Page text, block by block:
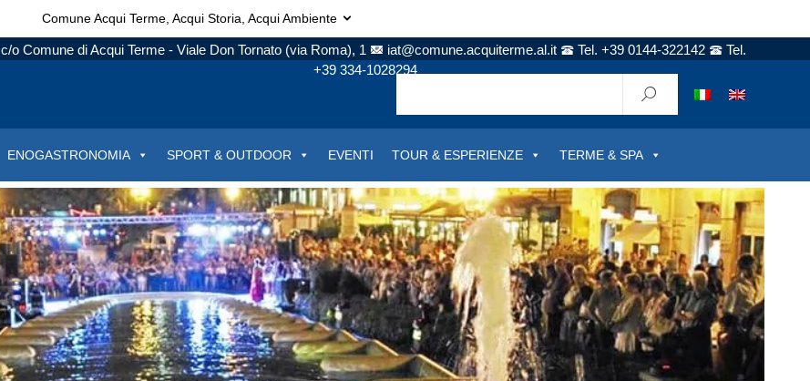
Comune Acqui Terme, Acqui Storia, Acqui Ambiente
c/o Comune di Acqui Terme - Viale Don Tornato (via Roma), 1 iat@comune.acquiterme.al.it Tel. +39 0144-322142
Tel.
+39 334-1028294
ENOGASTRONOMIA SPORT & OUTDOOR EVENTI TOUR & ESPERIENZE TERME & SPA